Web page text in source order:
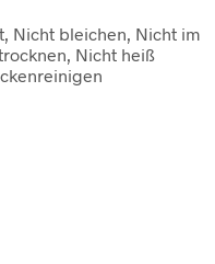
Nicht bleichen, Nicht im
Nicht heiß